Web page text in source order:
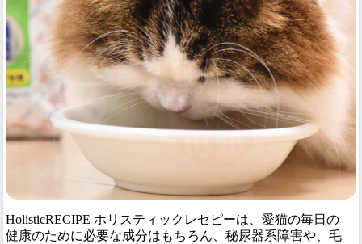
HolisticRECIPE ホリスティックレセピーは、愛猫の毎日の
健康のために必要な成分はもちろん、秘尿器系障害や、毛